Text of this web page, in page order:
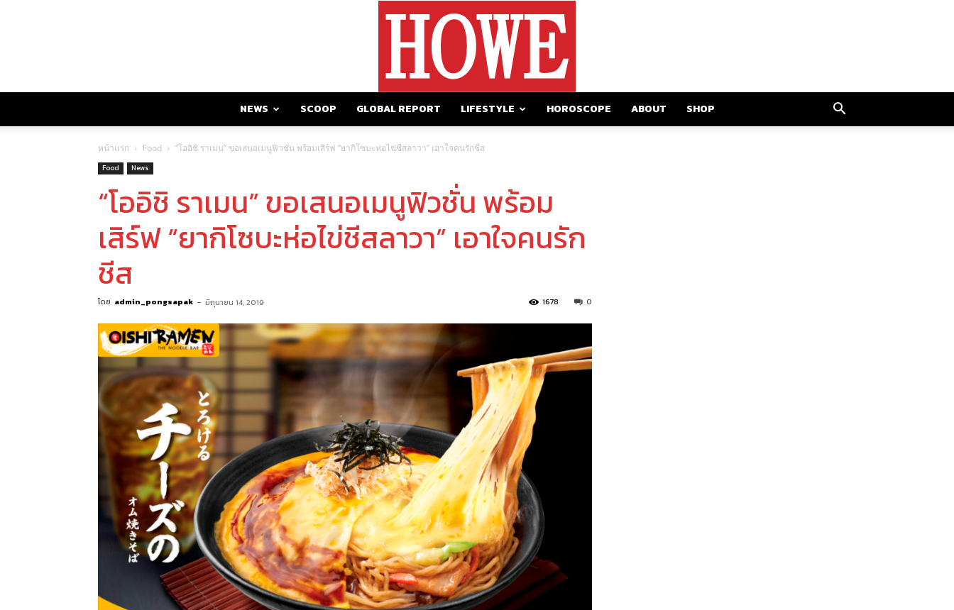
NEWS SCOOP GLOBAL REPORT LIFESTYLE HOROSCOPE ABOUT SHOP
หน้าแรก Food “โออิชิ ราเมน” ขอเสนอเมนูฟิวชั่น พร้อมเสิร์ฟ “ยากิโซบะห่อไข่ชีสลาวา” เอาใจคนรักชีส
Food News
“โออิชิ ราเมน” ขอเสนอเมนูฟิวชั่น พร้อม
เสิร์ฟ “ยากิโซบะห่อไข่ชีสลาวา” เอาใจคนรัก
ชีส
โดย admin_pongsapak - มิถุนายน 14, 2019 0
1678